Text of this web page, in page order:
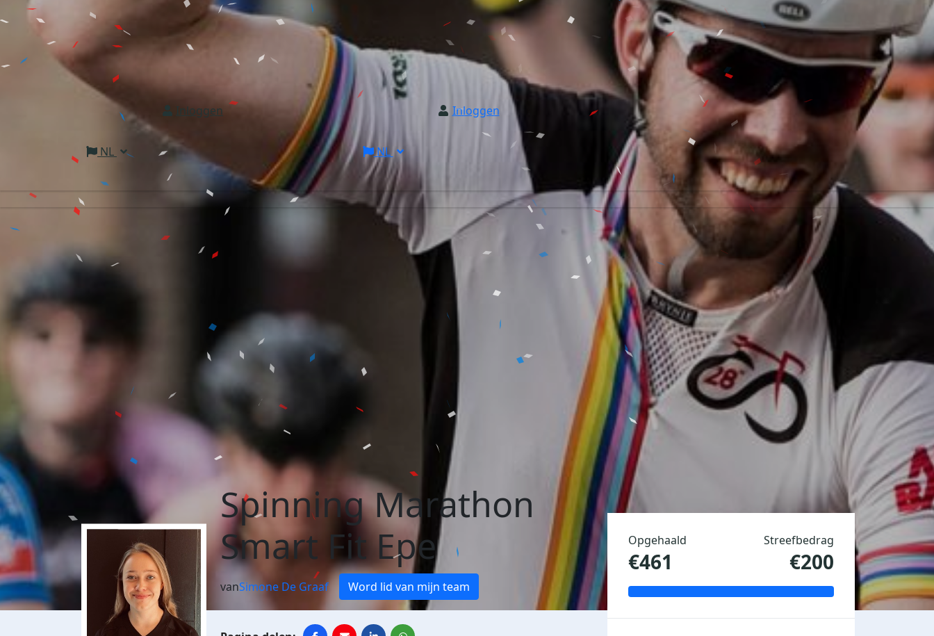
Inloggen
NL
Inloggen
NL
Spinning Marathon
Smart Fit Epe
vanSimone De Graaf Word lid van mijn team
Opgehaald
€461
Streefbedrag
€200